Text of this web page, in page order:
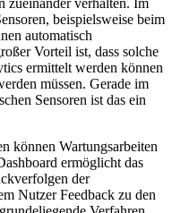
beispielsweise beim
automatisch
Vorteil ist, dass solche
ermittelt werden können
müssen. Gerade im
Sensoren ist das ein
können Wartungsarbeiten
ermöglicht das
der
Nutzer Feedback zu den